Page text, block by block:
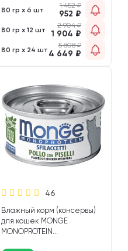
80 гр х 6 шт
1 452₽
952 ₽
80 гр х 12 шт
2 904₽
1 904 ₽
80 гр х 24 шт
5 808₽
4 649 ₽
46
Влажный корм (консервы)
для кошек MONGE
MONOPROTEIN